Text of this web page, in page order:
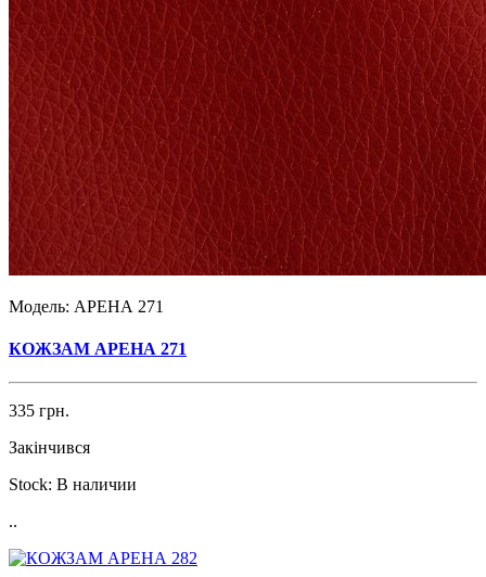
Модель: АРЕНА 271
КОЖЗАМ АРЕНА 271
335 грн.
Закінчився
Stock: В наличии
..